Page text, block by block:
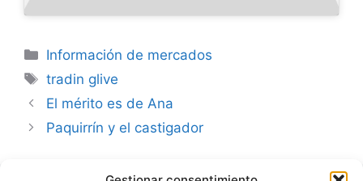
Categorías
Información de mercados
Etiquetas
tradin glive
El mérito es de Ana
Paquirrín y el castigador